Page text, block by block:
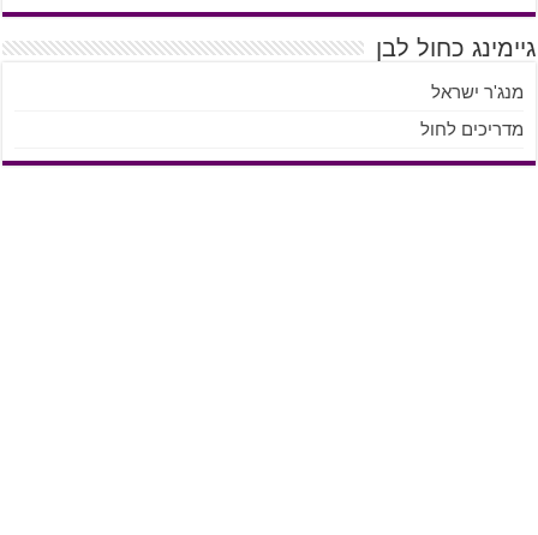
גיימינג כחול לבן
מנג'ר ישראל
מדריכים לחול